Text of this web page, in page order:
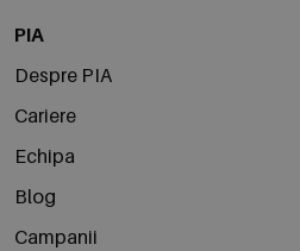
PIA
Despre PIA
Cariere
Echipa
Blog
Campanii